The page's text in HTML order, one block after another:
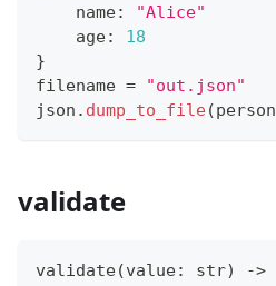
    name
:
"Alice"
    age
:
18
}
filename =
"out.json"
json . dump_to_file(person
validate
validate(value: str) ->